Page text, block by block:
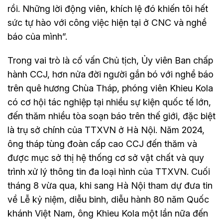
rồi. Những lời động viên, khích lệ đó khiến tôi hết
sức tự hào với công việc hiện tại ở CNC và nghề
báo của mình”.
Trong vai trò là cố vấn Chủ tịch, Ủy viên Ban chấp
hành CCJ, hơn nửa đời người gắn bó với nghề báo
trên quê hương Chùa Tháp, phóng viên Khieu Kola
có cơ hội tác nghiệp tại nhiều sự kiện quốc tế lớn,
đến thăm nhiều tòa soạn báo trên thế giới, đặc biệt
là trụ sở chính của TTXVN ở Hà Nội. Năm 2024,
ông tháp tùng đoàn cấp cao CCJ đến thăm và
được mục sở thị hệ thống cơ sở vật chất và quy
trình xử lý thông tin đa loại hình của TTXVN. Cuối
tháng 8 vừa qua, khi sang Hà Nội tham dự đưa tin
về Lễ kỷ niệm, diễu binh, diễu hành 80 năm Quốc
khánh Việt Nam, ông Khieu Kola một lần nữa đến